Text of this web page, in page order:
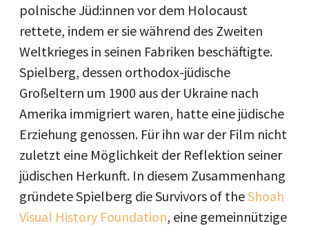
polnische Jüd:innen vor dem Holocaust
rettete, indem er sie während des Zweiten
Weltkrieges in seinen Fabriken beschäftigte.
Spielberg, dessen orthodox-jüdische
Großeltern um 1900 aus der Ukraine nach
Amerika immigriert waren, hatte eine jüdische
Erziehung genossen. Für ihn war der Film nicht
zuletzt eine Möglichkeit der Reflektion seiner
jüdischen Herkunft. In diesem Zusammenhang
gründete Spielberg die Survivors of theShoah
Visual History Foundation, eine gemeinnützige